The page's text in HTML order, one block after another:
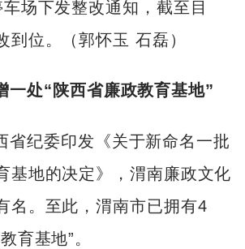
场下发整改通知，截至目
到位。（郭怀玉 石磊）
一处“陕西省廉政教育基地”
省纪委印发《关于新命名一批
基地的决定》，渭南廉政文化
名。至此，渭南市已拥有4
育基地”。